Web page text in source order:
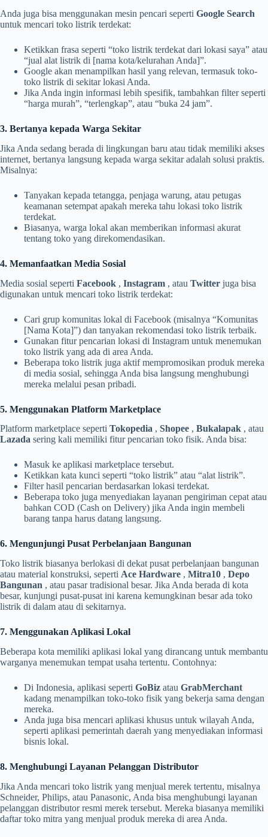
Anda juga bisa menggunakan mesin pencari seperti Google Search
untuk mencari toko listrik terdekat:
Ketikkan frasa seperti “toko listrik terdekat dari lokasi saya” atau
“jual alat listrik di [nama kota/kelurahan Anda]”.
Google akan menampilkan hasil yang relevan, termasuk toko-
toko listrik di sekitar lokasi Anda.
Jika Anda ingin informasi lebih spesifik, tambahkan filter seperti
“harga murah”, “terlengkap”, atau “buka 24 jam”.
3. Bertanya kepada Warga Sekitar
Jika Anda sedang berada di lingkungan baru atau tidak memiliki akses
internet, bertanya langsung kepada warga sekitar adalah solusi praktis.
Misalnya:
Tanyakan kepada tetangga, penjaga warung, atau petugas
keamanan setempat apakah mereka tahu lokasi toko listrik
terdekat.
Biasanya, warga lokal akan memberikan informasi akurat
tentang toko yang direkomendasikan.
4. Memanfaatkan Media Sosial
Media sosial seperti Facebook , Instagram , atau Twitter juga bisa
digunakan untuk mencari toko listrik terdekat:
Cari grup komunitas lokal di Facebook (misalnya “Komunitas
[Nama Kota]”) dan tanyakan rekomendasi toko listrik terbaik.
Gunakan fitur pencarian lokasi di Instagram untuk menemukan
toko listrik yang ada di area Anda.
Beberapa toko listrik juga aktif mempromosikan produk mereka
di media sosial, sehingga Anda bisa langsung menghubungi
mereka melalui pesan pribadi.
5. Menggunakan Platform Marketplace
Platform marketplace seperti Tokopedia , Shopee , Bukalapak , atau
Lazada sering kali memiliki fitur pencarian toko fisik. Anda bisa:
Masuk ke aplikasi marketplace tersebut.
Ketikkan kata kunci seperti “toko listrik” atau “alat listrik”.
Filter hasil pencarian berdasarkan lokasi terdekat.
Beberapa toko juga menyediakan layanan pengiriman cepat atau
bahkan COD (Cash on Delivery) jika Anda ingin membeli
barang tanpa harus datang langsung.
6. Mengunjungi Pusat Perbelanjaan Bangunan
Toko listrik biasanya berlokasi di dekat pusat perbelanjaan bangunan
atau material konstruksi, seperti Ace Hardware , Mitra10 , Depo
Bangunan , atau pasar tradisional besar. Jika Anda berada di kota
besar, kunjungi pusat-pusat ini karena kemungkinan besar ada toko
listrik di dalam atau di sekitarnya.
7. Menggunakan Aplikasi Lokal
Beberapa kota memiliki aplikasi lokal yang dirancang untuk membantu
warganya menemukan tempat usaha tertentu. Contohnya:
Di Indonesia, aplikasi seperti GoBiz atau GrabMerchant
kadang menampilkan toko-toko fisik yang bekerja sama dengan
mereka.
Anda juga bisa mencari aplikasi khusus untuk wilayah Anda,
seperti aplikasi pemerintah daerah yang menyediakan informasi
bisnis lokal.
8. Menghubungi Layanan Pelanggan Distributor
Jika Anda mencari toko listrik yang menjual merek tertentu, misalnya
Schneider, Philips, atau Panasonic, Anda bisa menghubungi layanan
pelanggan distributor resmi merek tersebut. Mereka biasanya memiliki
daftar toko mitra yang menjual produk mereka di area Anda.